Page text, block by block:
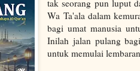
tak seorang pun luput
Wa Ta'ala dalam
bagi umat manusia
Inilah jalan pulang
untuk memulai